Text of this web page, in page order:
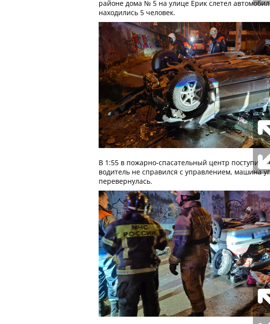
районе дома № 5 на улице Ерик слетел
находились 5 человек.
В 1:55 в пожарно-спасательный центр
водитель не справился с управлением, машина
перевернулась.